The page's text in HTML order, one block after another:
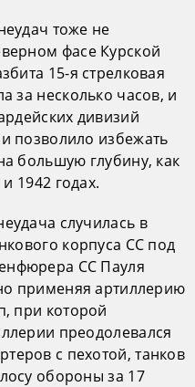
тоже не
фасе Курской
15-я стрелковая
за несколько часов, и
дивизий
позволило избежать
большую глубину, как
1942 годах.
случилась в
корпуса СС под
СС Пауля
применяя артиллерию
при которой
преодолевался
с пехотой, танков
обороны за 17